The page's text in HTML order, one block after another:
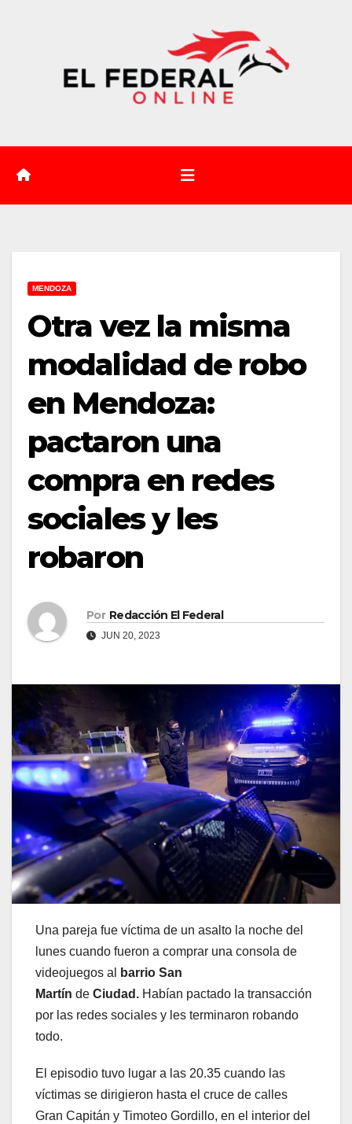
MENDOZA
Otra vez la misma
modalidad de robo
en Mendoza:
pactaron una
compra en redes
sociales y les
robaron
Por Redacción El Federal
JUN 20, 2023
Una pareja fue víctima de un asalto la noche del
lunes cuando fueron a comprar una consola de
videojuegos al
barrio San
Martín de Ciudad. Habían pactado la transacción
por las redes sociales y les terminaron robando
todo.
El episodio tuvo lugar a las 20.35 cuando las
víctimas se dirigieron hasta el cruce de calles
Gran Capitán y Timoteo Gordillo, en el interior del